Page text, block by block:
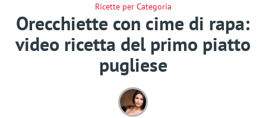
Ricette per Categoria
Orecchiette con cime di rapa:
video ricetta del primo piatto
pugliese